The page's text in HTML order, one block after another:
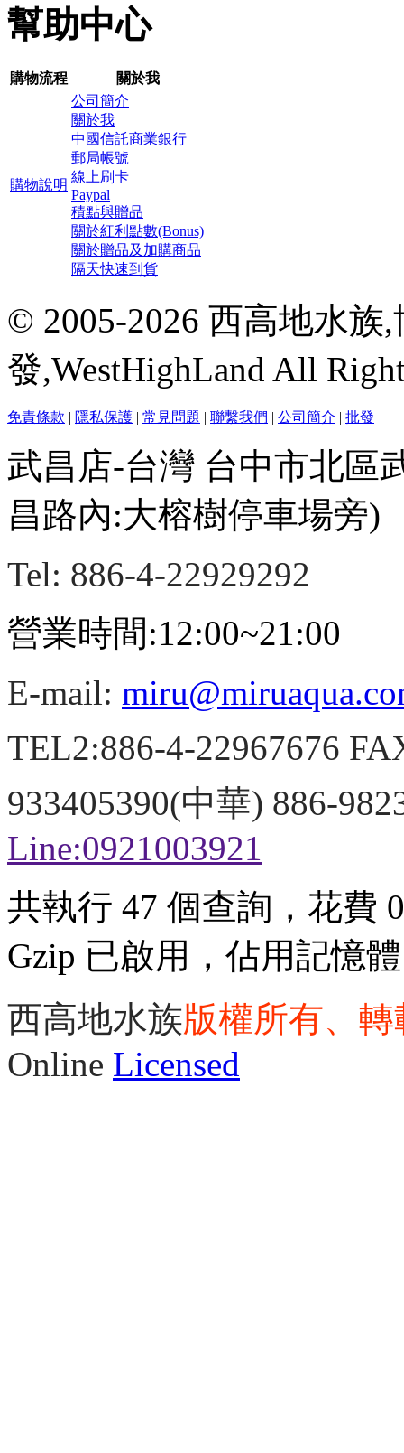
幫助中心
購物流程 關於我
購物說明
公司簡介
關於我
中國信託商業銀行
郵局帳號
線上刷卡
Paypal
積點與贈品
關於紅利點數(Bonus)
關於贈品及加購商品
隔天快速到貨
© 2005-2026 西高地水族
發,WestHighLand All
免責條款 | 隱私保護 | 常見問題 | 聯繫我們 | 公司簡介 | 批發
武昌店-台灣 台中市北區
昌路內:大榕樹停車場旁)
Tel: 886-4-22929292
營業時間:12:00~21:00
E-mail:
TEL2:886-4-22967676
933405390(中華) 886-
Line:0921003921
共執行 47 個查詢，花費
Gzip 已啟用，佔用記憶
西高地水族版權所有、
Online Licensed